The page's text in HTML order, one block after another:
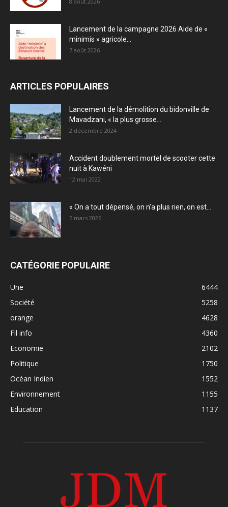
Lancement de la campagne 2026 Aide de «
minimis » agricole...
7 août 2026
ARTICLES POPULAIRES
Lancement de la démolition du bidonville de
Mavadzani, « la plus grosse...
2 décembre 2024
Accident doublement mortel de scooter cette
nuit à Kawéni
12 mai 2022
« On a tout dépensé, on n’a plus rien, on est...
5 mars 2026
CATÉGORIE POPULAIRE
Une
6444
Société
5258
orange
4628
Fil info
4360
Economie
2102
Politique
1750
Océan Indien
1552
Environnement
1155
Education
1137